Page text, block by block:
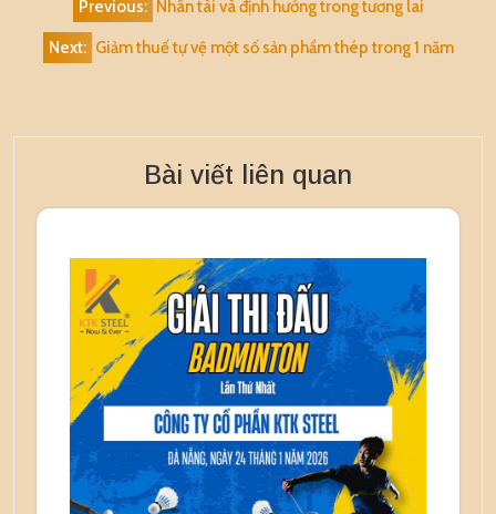
hướng
bài
Previous: Nhân tài và định hướng trong tương lai
Next: Giảm thuế tự vệ một số sản phẩm thép trong 1 năm
Bài viết liên quan